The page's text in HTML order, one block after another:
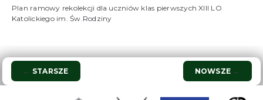
Plan ramowy rekolekcji dla uczniów klas pierwszych XIII LO
Katolickiego im. Św.Rodziny
Nawigacja
wpisu
← STARSZE NOWSZE →